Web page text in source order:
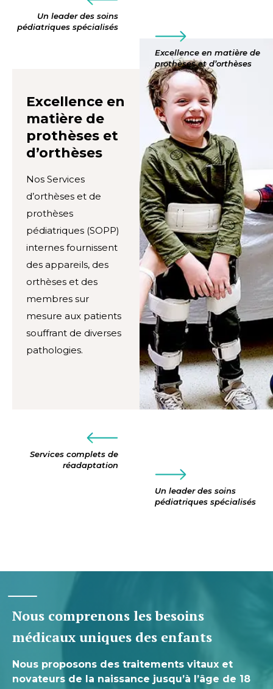
Un leader des soins
pédiatriques spécialisés
Excellence en matière de
prothèses et d’orthèses
Excellence en
matière de
prothèses et
d’orthèses
Nos Services
d’orthèses et de
prothèses
pédiatriques (SOPP)
internes fournissent
des appareils, des
orthèses et des
membres sur
mesure aux patients
souffrant de diverses
pathologies.
Services complets de
réadaptation
Un leader des soins
pédiatriques spécialisés
Nous comprenons les besoins
médicaux uniques des enfants
Nous proposons des traitements vitaux et
novateurs de la naissance jusqu’à l’âge de 18